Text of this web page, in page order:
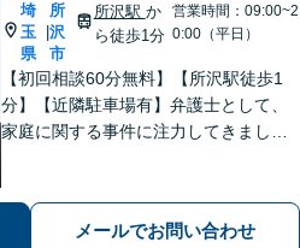
埼
玉
県
所
沢
市
所沢駅 か
ら徒歩1分
営業時間：09:00~2
0:00（平日）
【初回相談60分無料】【所沢駅徒歩1
分】【近隣駐車場有】弁護士として、
家庭に関する事件に注力してきまし
イバシー配慮】【当日・夜間（18時ま
で）の相談可】メールでお問い合わせ